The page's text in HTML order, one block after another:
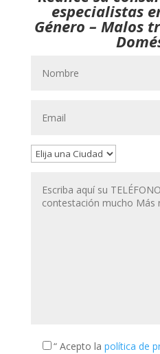
especialistas
Género – Malos
“ Acepto la política de